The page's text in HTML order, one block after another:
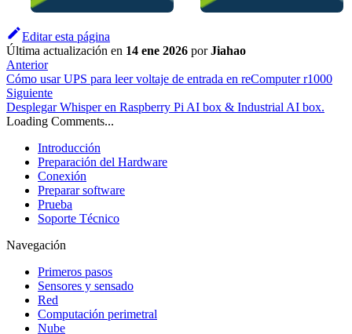
Editar esta página
Última actualización en 14 ene 2026 porJiahao
Anterior
Cómo usar UPS para leer voltaje de entrada en reComputer r1000
Siguiente
Desplegar Whisper en Raspberry Pi AI box & Industrial AI box.
Loading Comments...
Introducción
Preparación del Hardware
Conexión
Preparar software
Prueba
Soporte Técnico
Navegación
Primeros pasos
Sensores y sensado
Red
Computación perimetral
Nube